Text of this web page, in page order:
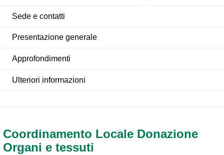
Sede e contatti
Presentazione generale
Approfondimenti
Ulteriori informazioni
Coordinamento Locale Donazione
Organi e tessuti